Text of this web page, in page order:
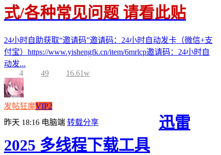
式/各种常见问题 请看此贴
24小时自助获取“邀请码”邀请码：24小时自动发卡（微信+支
付宝）https://www.yishengfk.cn/item/6mrlcp邀请码：24小时自
动发...
4
49 16.61w
发帖狂魔VIP2
昨天 18:16 电脑端 转载分享
迅雷
2025 多线程下载工具